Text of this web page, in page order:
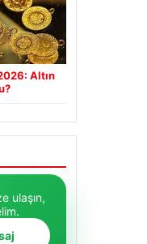
Altın
ulaşın,